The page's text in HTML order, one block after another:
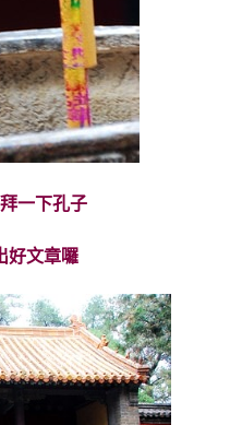
一下孔子
好文章囉